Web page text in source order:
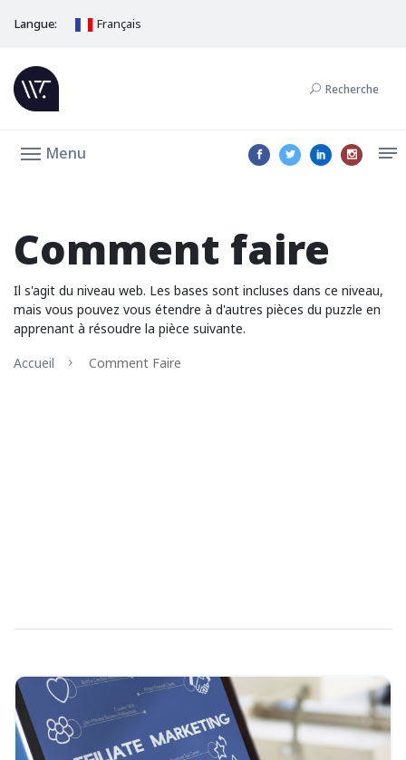
Langue: Français
Recherche
Menu
Comment faire
Il s'agit du niveau web. Les bases sont incluses dans ce niveau,
mais vous pouvez vous étendre à d'autres pièces du puzzle en
apprenant à résoudre la pièce suivante.
Accueil
Comment Faire